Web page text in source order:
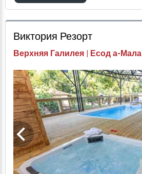
Проверка цен
Виктория Резорт
Верхняя Галилея | Есод а-Мала